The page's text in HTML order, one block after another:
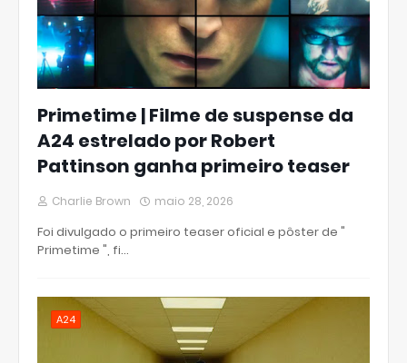
Primetime | Filme de suspense da
A24 estrelado por Robert
Pattinson ganha primeiro teaser
Charlie Brown maio 28, 2026
Foi divulgado o primeiro teaser oficial e pôster de "
Primetime ", fi…
A24